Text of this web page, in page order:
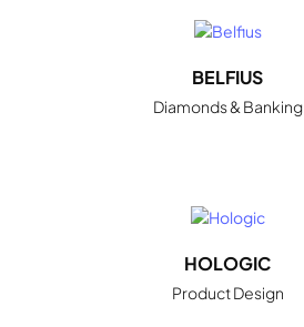
BELFIUS
Diamonds & Banking
HOLOGIC
Product Design